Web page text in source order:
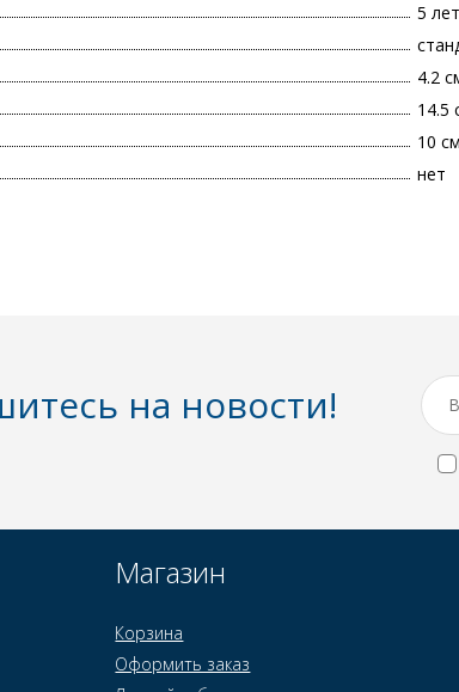
5 лет
4.2
14.5
10 см
нет
на новости!
Магазин
Корзина
Оформить заказ